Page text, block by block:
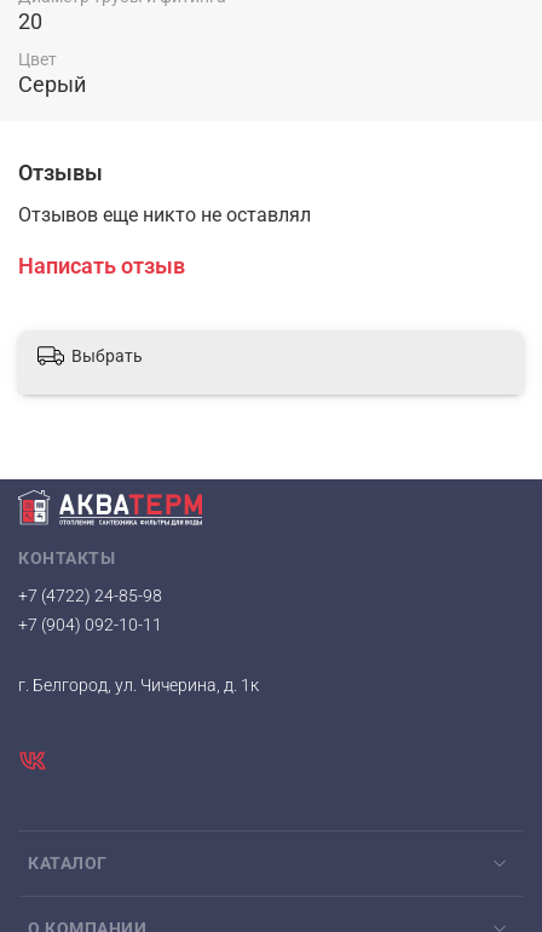
20
Цвет
Серый
Отзывы
Отзывов еще никто не оставлял
Написать отзыв
Выбрать
КАТАЛОГ
КОНТАКТЫ
+7 (4722) 24-85-98
+7 (904) 092-10-11
г. Белгород, ул. Чичерина, д. 1к